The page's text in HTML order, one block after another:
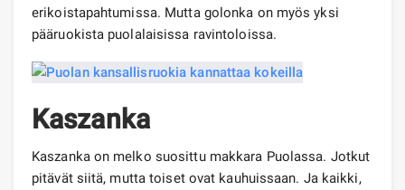
erikoistapahtumissa. Mutta golonka on myös yksi
pääruokista puolalaisissa ravintoloissa.
Kaszanka
Kaszanka on melko suosittu makkara Puolassa. Jotkut
pitävät siitä, mutta toiset ovat kauhuissaan. Ja kaikki,